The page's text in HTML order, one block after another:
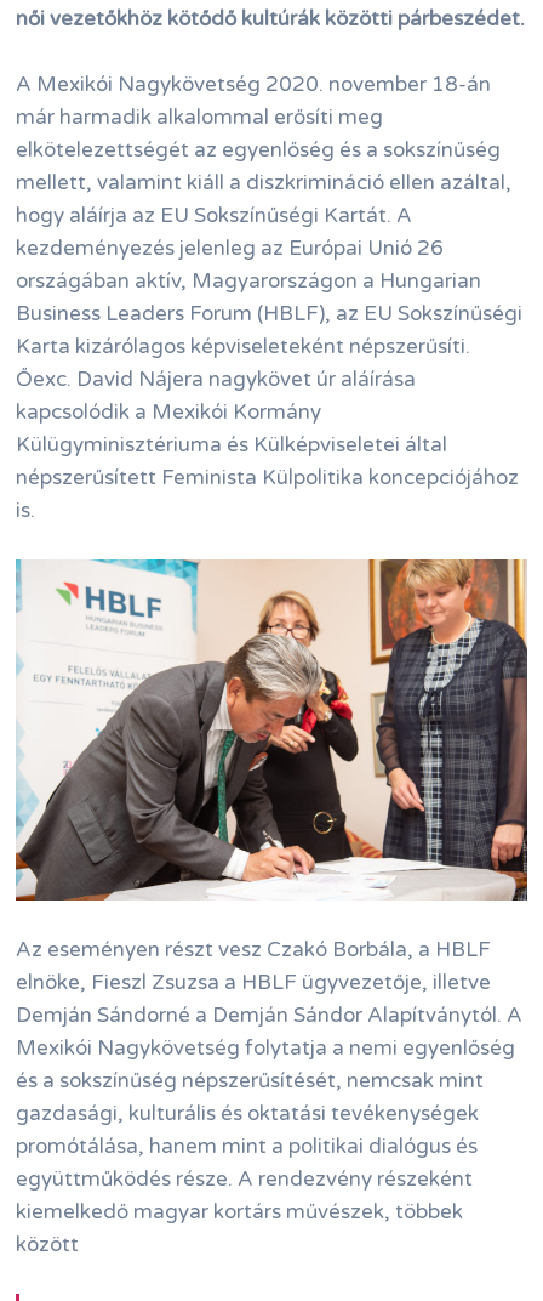
női vezetőkhöz kötődő kultúrák közötti párbeszédet.
A Mexikói Nagykövetség 2020. november 18-án
már harmadik alkalommal erősíti meg
elkötelezettségét az egyenlőség és a sokszínűség
mellett, valamint kiáll a diszkrimináció ellen azáltal,
hogy aláírja az EU Sokszínűségi Kartát. A
kezdeményezés jelenleg az Európai Unió 26
országában aktív, Magyarországon a Hungarian
Business Leaders Forum (HBLF), az EU Sokszínűségi
Karta kizárólagos képviseleteként népszerűsíti.
Őexc. David Nájera nagykövet úr aláírása
kapcsolódik a Mexikói Kormány
Külügyminisztériuma és Külképviseletei által
népszerűsített Feminista Külpolitika koncepciójához
is.
Az eseményen részt vesz Czakó Borbála, a HBLF
elnöke, Fieszl Zsuzsa a HBLF ügyvezetője, illetve
Demján Sándorné a Demján Sándor Alapítványtól. A
Mexikói Nagykövetség folytatja a nemi egyenlőség
és a sokszínűség népszerűsítését, nemcsak mint
gazdasági, kulturális és oktatási tevékenységek
promótálása, hanem mint a politikai dialógus és
együttműködés része. A rendezvény részeként
kiemelkedő magyar kortárs művészek, többek
között